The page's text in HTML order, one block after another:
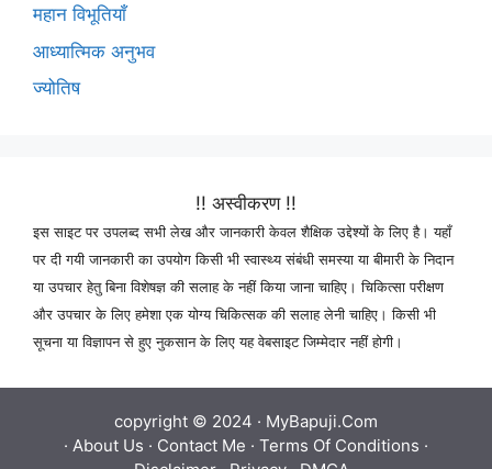
महान विभूतियाँ
आध्यात्मिक अनुभव
ज्योतिष
!! अस्वीकरण !!
इस साइट पर उपलब्द सभी लेख और जानकारी केवल शैक्षिक उद्देश्यों के लिए है। यहाँ
पर दी गयी जानकारी का उपयोग किसी भी स्वास्थ्य संबंधी समस्या या बीमारी के निदान
या उपचार हेतु बिना विशेषज्ञ की सलाह के नहीं किया जाना चाहिए। चिकित्सा परीक्षण
और उपचार के लिए हमेशा एक योग्य चिकित्सक की सलाह लेनी चाहिए। किसी भी
सूचना या विज्ञापन से हुए नुकसान के लिए यह वेबसाइट जिम्मेदार नहीं होगी।
copyright © 2024 · MyBapuji.Com
· About Us · Contact Me · Terms Of Conditions ·